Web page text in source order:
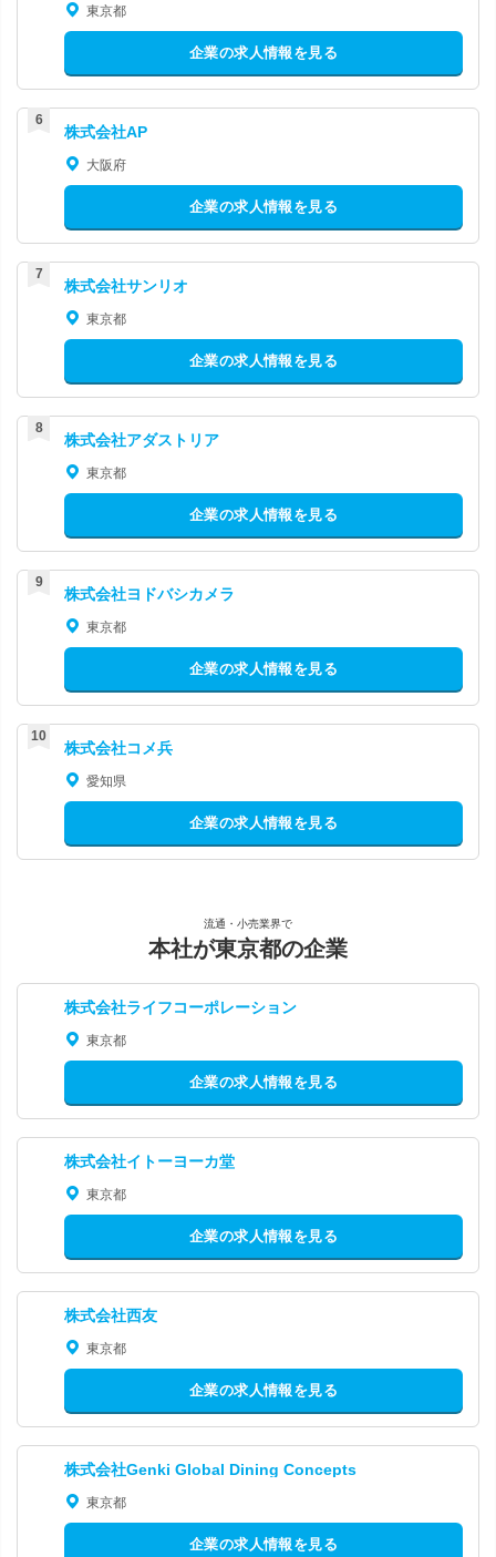
東京都
企業の求人情報を見る
株式会社AP
大阪府
企業の求人情報を見る
株式会社サンリオ
東京都
企業の求人情報を見る
株式会社アダストリア
東京都
企業の求人情報を見る
株式会社ヨドバシカメラ
東京都
企業の求人情報を見る
株式会社コメ兵
愛知県
企業の求人情報を見る
流通・小売業界で
本社が東京都の企業
株式会社ライフコーポレーション
東京都
企業の求人情報を見る
株式会社イトーヨーカ堂
東京都
企業の求人情報を見る
株式会社西友
東京都
企業の求人情報を見る
株式会社Genki Global Dining Concepts
東京都
企業の求人情報を見る